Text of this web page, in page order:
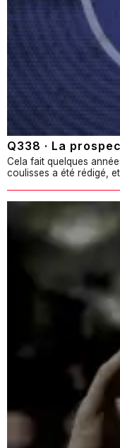
Q338 · La
Cela fait quelques
coulisses a été rédigé,